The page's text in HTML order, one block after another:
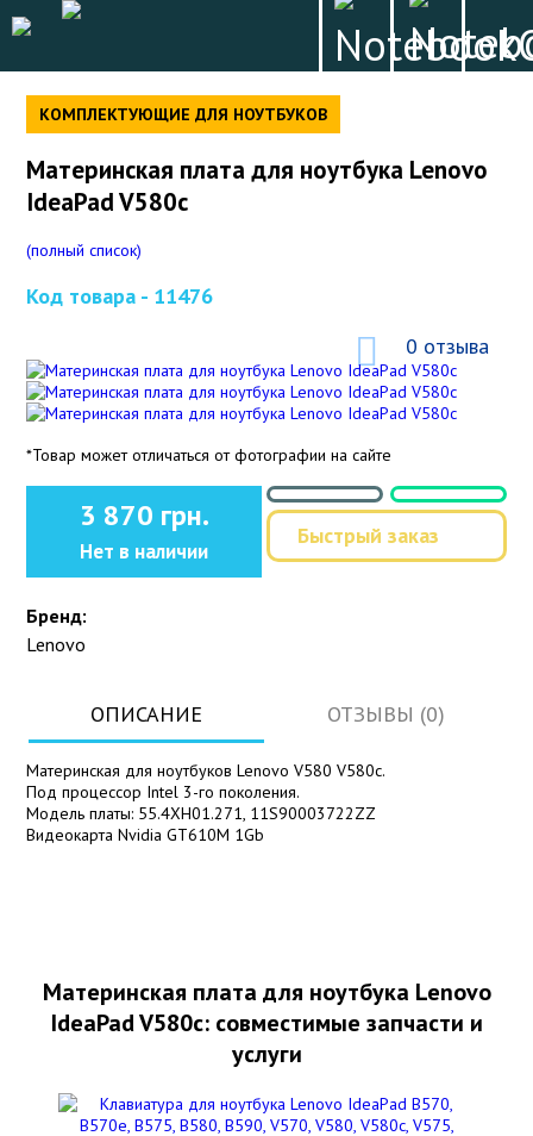
КОМПЛЕКТУЮЩИЕ ДЛЯ НОУТБУКОВ
Материнская плата для ноутбука Lenovo
IdeaPad V580c
(полный список)
Код товара - 11476
0 отзыва
*Товар может отличаться от фотографии на сайте
3 870 грн.
Нет в наличии
Быстрый заказ
Бренд:
Lenovo
ОПИСАНИЕ ОТЗЫВЫ (0)
Материнская для ноутбуков Lenovo V580 V580c.
Под процессор Intel 3-го поколения.
Модель платы: 55.4XH01.271, 11S90003722ZZ
Видеокарта Nvidia GT610M 1Gb
Материнская плата для ноутбука Lenovo
IdeaPad V580c: совместимые запчасти и
услуги